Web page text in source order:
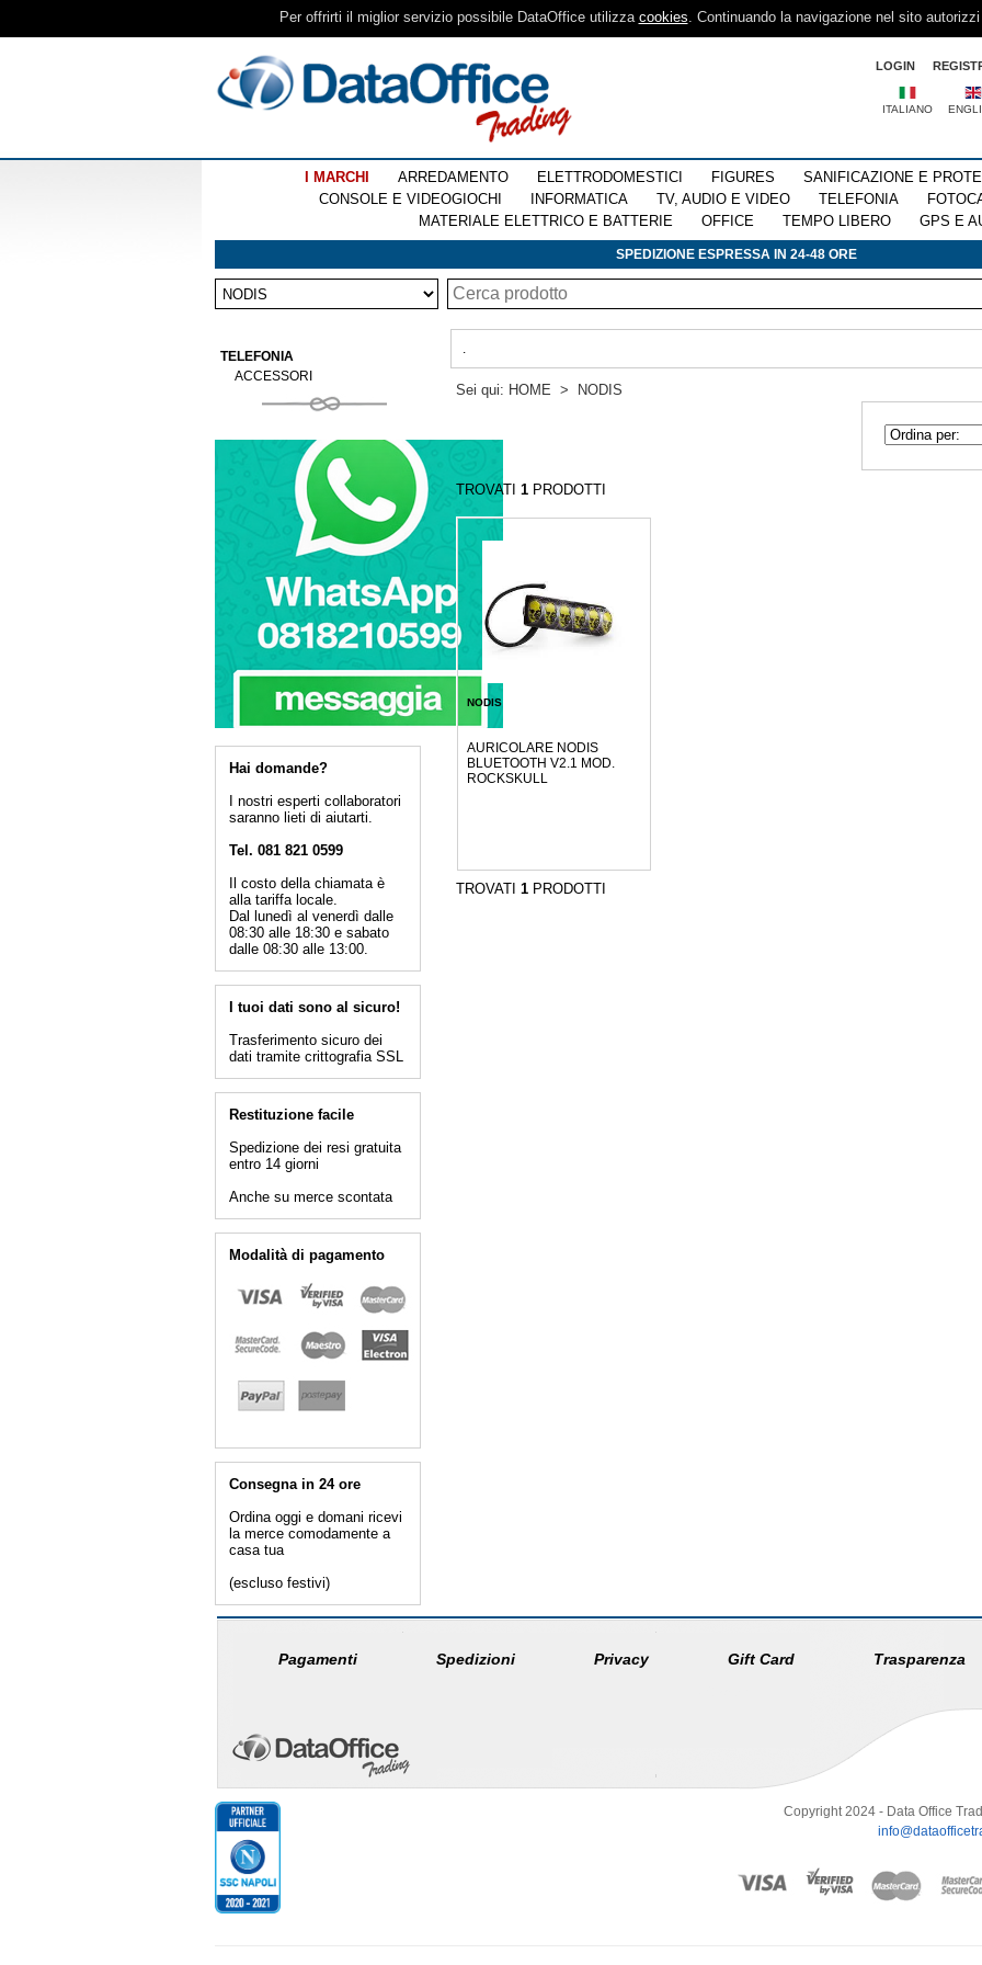
Per offrirti il miglior servizio possibile DataOffice utilizza cookies. Continuando la navigazione nel sito
LOGIN
ITALIANO
I MARCHI ARREDAMENTO ELETTRODOMESTICI FIGURES
SANIFICAZIONE E
CONSOLE E VIDEOGIOCHI
INFORMATICA TV, AUDIO E VIDEO TELEFONIA
MATERIALE ELETTRICO E BATTERIE
OFFICE TEMPO LIBERO GPS E
SPEDIZIONE ESPRESSA IN 24-48 ORE
TELEFONIA
ACCESSORI
Hai domande?
I nostri esperti collaboratori
saranno lieti di aiutarti.
Tel. 081 821 0599
Il costo della chiamata è
alla tariffa locale.
Dal lunedì al venerdì dalle
08:30 alle 18:30 e sabato
dalle 08:30 alle 13:00.
I tuoi dati sono al sicuro!
Trasferimento sicuro dei
dati tramite crittografia SSL
Restituzione facile
Spedizione dei resi gratuita
entro 14 giorni
Anche su merce scontata
Modalità di pagamento
Consegna in 24 ore
Ordina oggi e domani ricevi
la merce comodamente a
casa tua
(escluso festivi)
.
Sei qui: HOME > NODIS
TROVATI 1PRODOTTI
NODIS
AURICOLARE NODIS
BLUETOOTH V2.1 MOD.
ROCKSKULL
TROVATI 1PRODOTTI
Pagamenti Spedizioni Privacy Gift Card Trasparenza
Copyright 2024 - Data Office